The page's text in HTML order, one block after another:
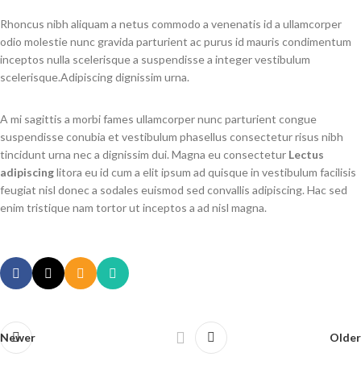
Rhoncus nibh aliquam a netus commodo a venenatis id a ullamcorper
odio molestie nunc gravida parturient ac purus id mauris condimentum
inceptos nulla scelerisque a suspendisse a integer vestibulum
scelerisque.Adipiscing dignissim urna.
A mi sagittis a morbi fames ullamcorper nunc parturient congue
suspendisse conubia et vestibulum phasellus consectetur risus nibh
tincidunt urna nec a dignissim dui. Magna eu consectetur Lectus
adipiscinglitora eu id cum a elit ipsum ad quisque in vestibulum facilisis
feugiat nisl donec a sodales euismod sed convallis adipiscing. Hac sed
enim tristique nam tortor ut inceptos a ad nisl magna.
Newer Older